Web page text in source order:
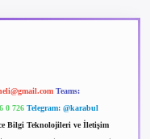
Teams:
0 726 Telegram: @karabul
Bilgi Teknolojileri ve İletişim